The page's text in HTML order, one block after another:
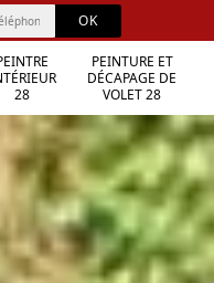
28
PEINTURE ET
DÉCAPAGE DE
VOLET 28